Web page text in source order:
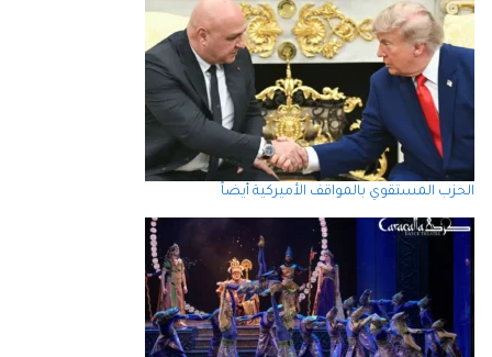
الحزب المستقوي بالمواقف الأميركية أيضاً